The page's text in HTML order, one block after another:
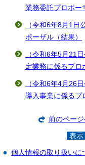
業務委託プロポー
（令和6年8月1日
ポーザル（結果）
（令和6年5月21
定業務に係るプロ
（令和6年4月26
導入事業に係るプ
前のペー
表示
個人情報の取り扱いに